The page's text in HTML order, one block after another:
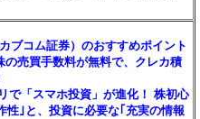
ブコム証券）のおすすめポイント
売買手数料が無料で、クレカ積
で「スマホ投資」が進化！ 株初心
性｣と、投資に必要な｢充実の情報